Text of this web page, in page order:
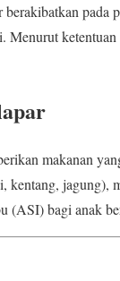
pada
Menurut
makanan
kentang,
(ASI) bagi anak